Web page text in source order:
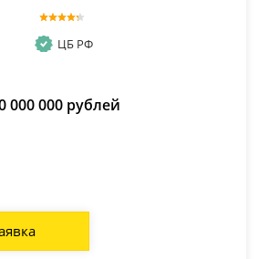
ЦБ РФ
000 000 рублей